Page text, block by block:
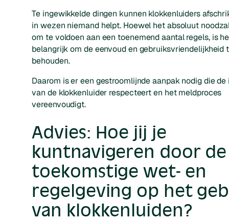
Te ingewikkelde dingen kunnen klokkenluiders
in wezen niemand helpt. Hoewel het absoluut
om te voldoen aan een toenemend aantal regels, is
belangrijk om de eenvoud en gebruiksvriendelijkheid
behouden.
Daarom is er een gestroomlijnde aanpak nodig die de
van de klokkenluider respecteert en het meldproces
vereenvoudigt.
Advies: Hoe jij je
kuntnavigeren door de
toekomstige wet- en
regelgeving op het
van klokkenluiden?